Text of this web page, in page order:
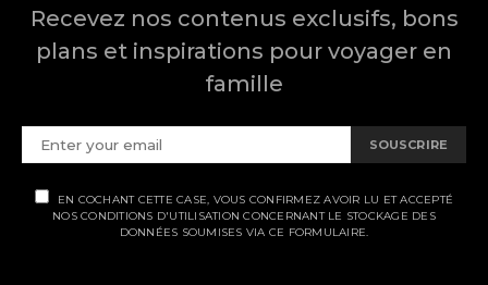
Recevez nos contenus exclusifs, bons
plans et inspirations pour voyager en
famille
SOUSCRIRE
EN COCHANT CETTE CASE, VOUS CONFIRMEZ AVOIR LU ET ACCEPTÉ
NOS CONDITIONS D'UTILISATION CONCERNANT LE STOCKAGE DES
DONNÉES SOUMISES VIA CE FORMULAIRE.